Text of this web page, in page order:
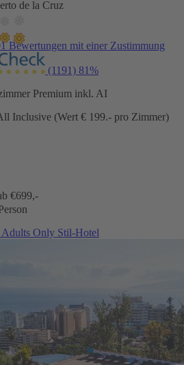
de la Cruz
Bewertungen mit einer Zustimmung
(1191) 81%
Premium inkl. AI
Inclusive (Wert € 199.- pro Zimmer)
€699,-
Only Stil-Hotel